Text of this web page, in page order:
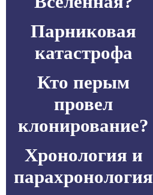
Парниковая
катастрофа
Кто перым
провел
клонирование?
Хронология и
парахронология